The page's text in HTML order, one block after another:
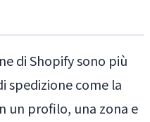
di Shopify sono più
spedizione come la
un profilo, una zona e